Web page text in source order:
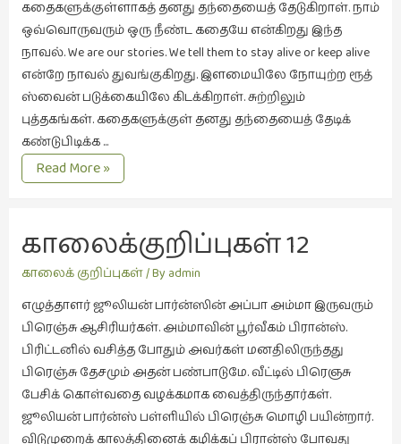
மொழியாக்கம்
வரலாறு
வரலாறு
வாசிப்பில்
விமர்சனம்
(19)
விளையாட்டு
ஷேக்ஸ்பியரின்
உலகம்
கதைகளுக்குள்ளாகத் தனது தந்தையைத் தேடுகிறாள். நாம்
ஒவ்வொருவரும் ஒரு நீண்ட கதையே என்கிறது இந்த
நாவல். We are our stories. We tell them to stay alive or keep alive
என்றே நாவல் துவங்குகிறது. இளமையிலே நோயுற்ற ரூத்
ஸ்வைன் படுக்கையிலே கிடக்கிறாள். சுற்றிலும்
புத்தகங்கள். கதைகளுக்குள் தனது தந்தையைத் தேடிக்
கண்டுபிடிக்க …
காலைக்குறிப்புகள்
13
தேடுதல்
Read More »
காலைக்குறிப்புகள் 12
ஜூலியன் பார்ன்ஸின்
கிளி
காலைக் குறிப்புகள்/ By admin
எழுத்தாளர் ஜூலியன் பார்ன்ஸின் அப்பா அம்மா இருவரும்
பிரெஞ்சு ஆசிரியர்கள். அம்மாவின் பூர்வீகம் பிரான்ஸ்.
பிரிட்டனில் வசித்த போதும் அவர்கள் மனதிலிருந்தது
பிரெஞ்சு தேசமும் அதன் பண்பாடுமே. வீட்டில் பிரெஞசு
பேசிக் கொள்வதை வழக்கமாக வைத்திருந்தார்கள்.
ஜூலியன் பார்ன்ஸ் பள்ளியில் பிரெஞ்சு மொழி பயின்றார்.
விடுமுறைக் காலத்தினைக் கழிக்கப் பிரான்ஸ் போவது